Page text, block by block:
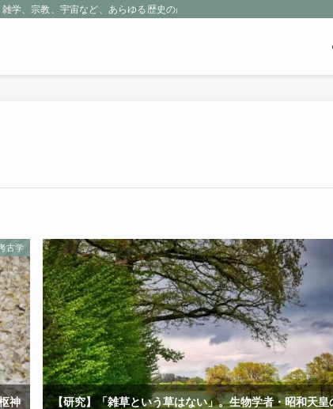
学、宗教、宇宙など、あらゆる歴史の産物に包まれる魅惑の世界を探求
古学
神
【研究】「雑草という草はない」。生物学者・昭和天皇